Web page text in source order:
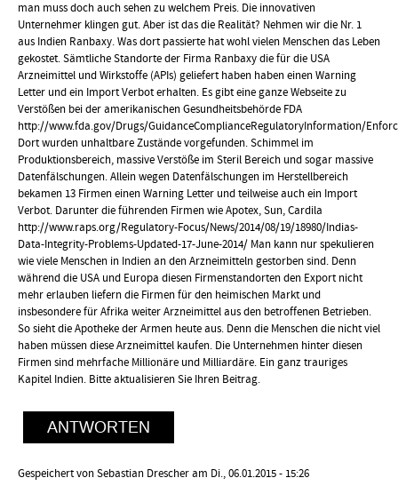
man muss doch auch sehen zu welchem Preis. Die innovativen
Unternehmer klingen gut. Aber ist das die Realität? Nehmen wir die Nr. 1
aus Indien Ranbaxy. Was dort passierte hat wohl vielen Menschen das Leben
gekostet. Sämtliche Standorte der Firma Ranbaxy die für die USA
Arzneimittel und Wirkstoffe (APIs) geliefert haben haben einen Warning
Letter und ein Import Verbot erhalten. Es gibt eine ganze Webseite zu
Verstößen bei der amerikanischen Gesundheitsbehörde FDA
http://www.fda.gov/Drugs/GuidanceComplianceRegulatoryInformation/
Dort wurden unhaltbare Zustände vorgefunden. Schimmel im
Produktionsbereich, massive Verstöße im Steril Bereich und sogar massive
Datenfälschungen. Allein wegen Datenfälschungen im Herstellbereich
bekamen 13 Firmen einen Warning Letter und teilweise auch ein Import
Verbot. Darunter die führenden Firmen wie Apotex, Sun, Cardila
http://www.raps.org/Regulatory-Focus/News/2014/08/19/18980/Indias-
Data-Integrity-Problems-Updated-17-June-2014/ Man kann nur spekulieren
wie viele Menschen in Indien an den Arzneimitteln gestorben sind. Denn
während die USA und Europa diesen Firmenstandorten den Export nicht
mehr erlauben liefern die Firmen für den heimischen Markt und
insbesondere für Afrika weiter Arzneimittel aus den betroffenen Betrieben.
So sieht die Apotheke der Armen heute aus. Denn die Menschen die nicht viel
haben müssen diese Arzneimittel kaufen. Die Unternehmen hinter diesen
Firmen sind mehrfache Millionäre und Milliardäre. Ein ganz trauriges
Kapitel Indien. Bitte aktualisieren Sie Ihren Beitrag.
ANTWORTEN
Gespeichert vonSebastian Drescheram Di., 06.01.2015 - 15:26